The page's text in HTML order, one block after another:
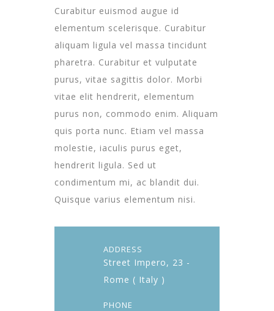
Curabitur euismod augue id
elementum scelerisque. Curabitur
aliquam ligula vel massa tincidunt
pharetra. Curabitur et vulputate
purus, vitae sagittis dolor. Morbi
vitae elit hendrerit, elementum
purus non, commodo enim. Aliquam
quis porta nunc. Etiam vel massa
molestie, iaculis purus eget,
hendrerit ligula. Sed ut
condimentum mi, ac blandit dui.
Quisque varius elementum nisi.
ADDRESS
Street Impero, 23 -
Rome ( Italy )
PHONE